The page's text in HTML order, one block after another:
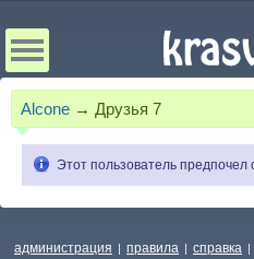
Alcone → Друзья 7
Этот пользователь предпочел
администрация | правила | справка |